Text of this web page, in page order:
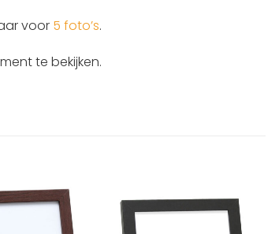
voor 5 foto’s.
te bekijken.